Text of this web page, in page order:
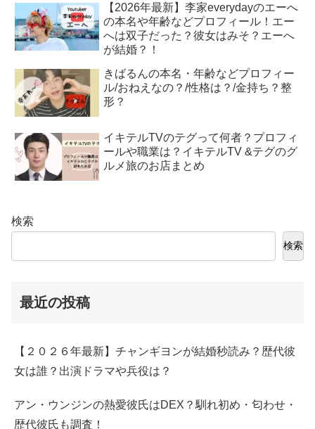
【2026年最新】李家everydayのエーへ
の本名や年齢などプロフィール！エー
へは双子だった？彼女はみそ？エーへ
が結婚？！
きばるんの本名・年齢などプロフィー
ル/おねえなの？/性格は？/金持ち？整
形？
イキテルTVのテグって何者？プロフィ
ールや職業は？イキテルTV &テグのグ
ルメ旅のお店まとめ
検索
検索
最近の投稿
【２０２６年最新】チャンギヨンが結婚秒読み？歴代彼
女は誰？出演ドラマや兵役は？
アン・ウンジンの熱愛彼氏はDEX？馴れ初め・匂わせ・
歴代彼氏も調査！